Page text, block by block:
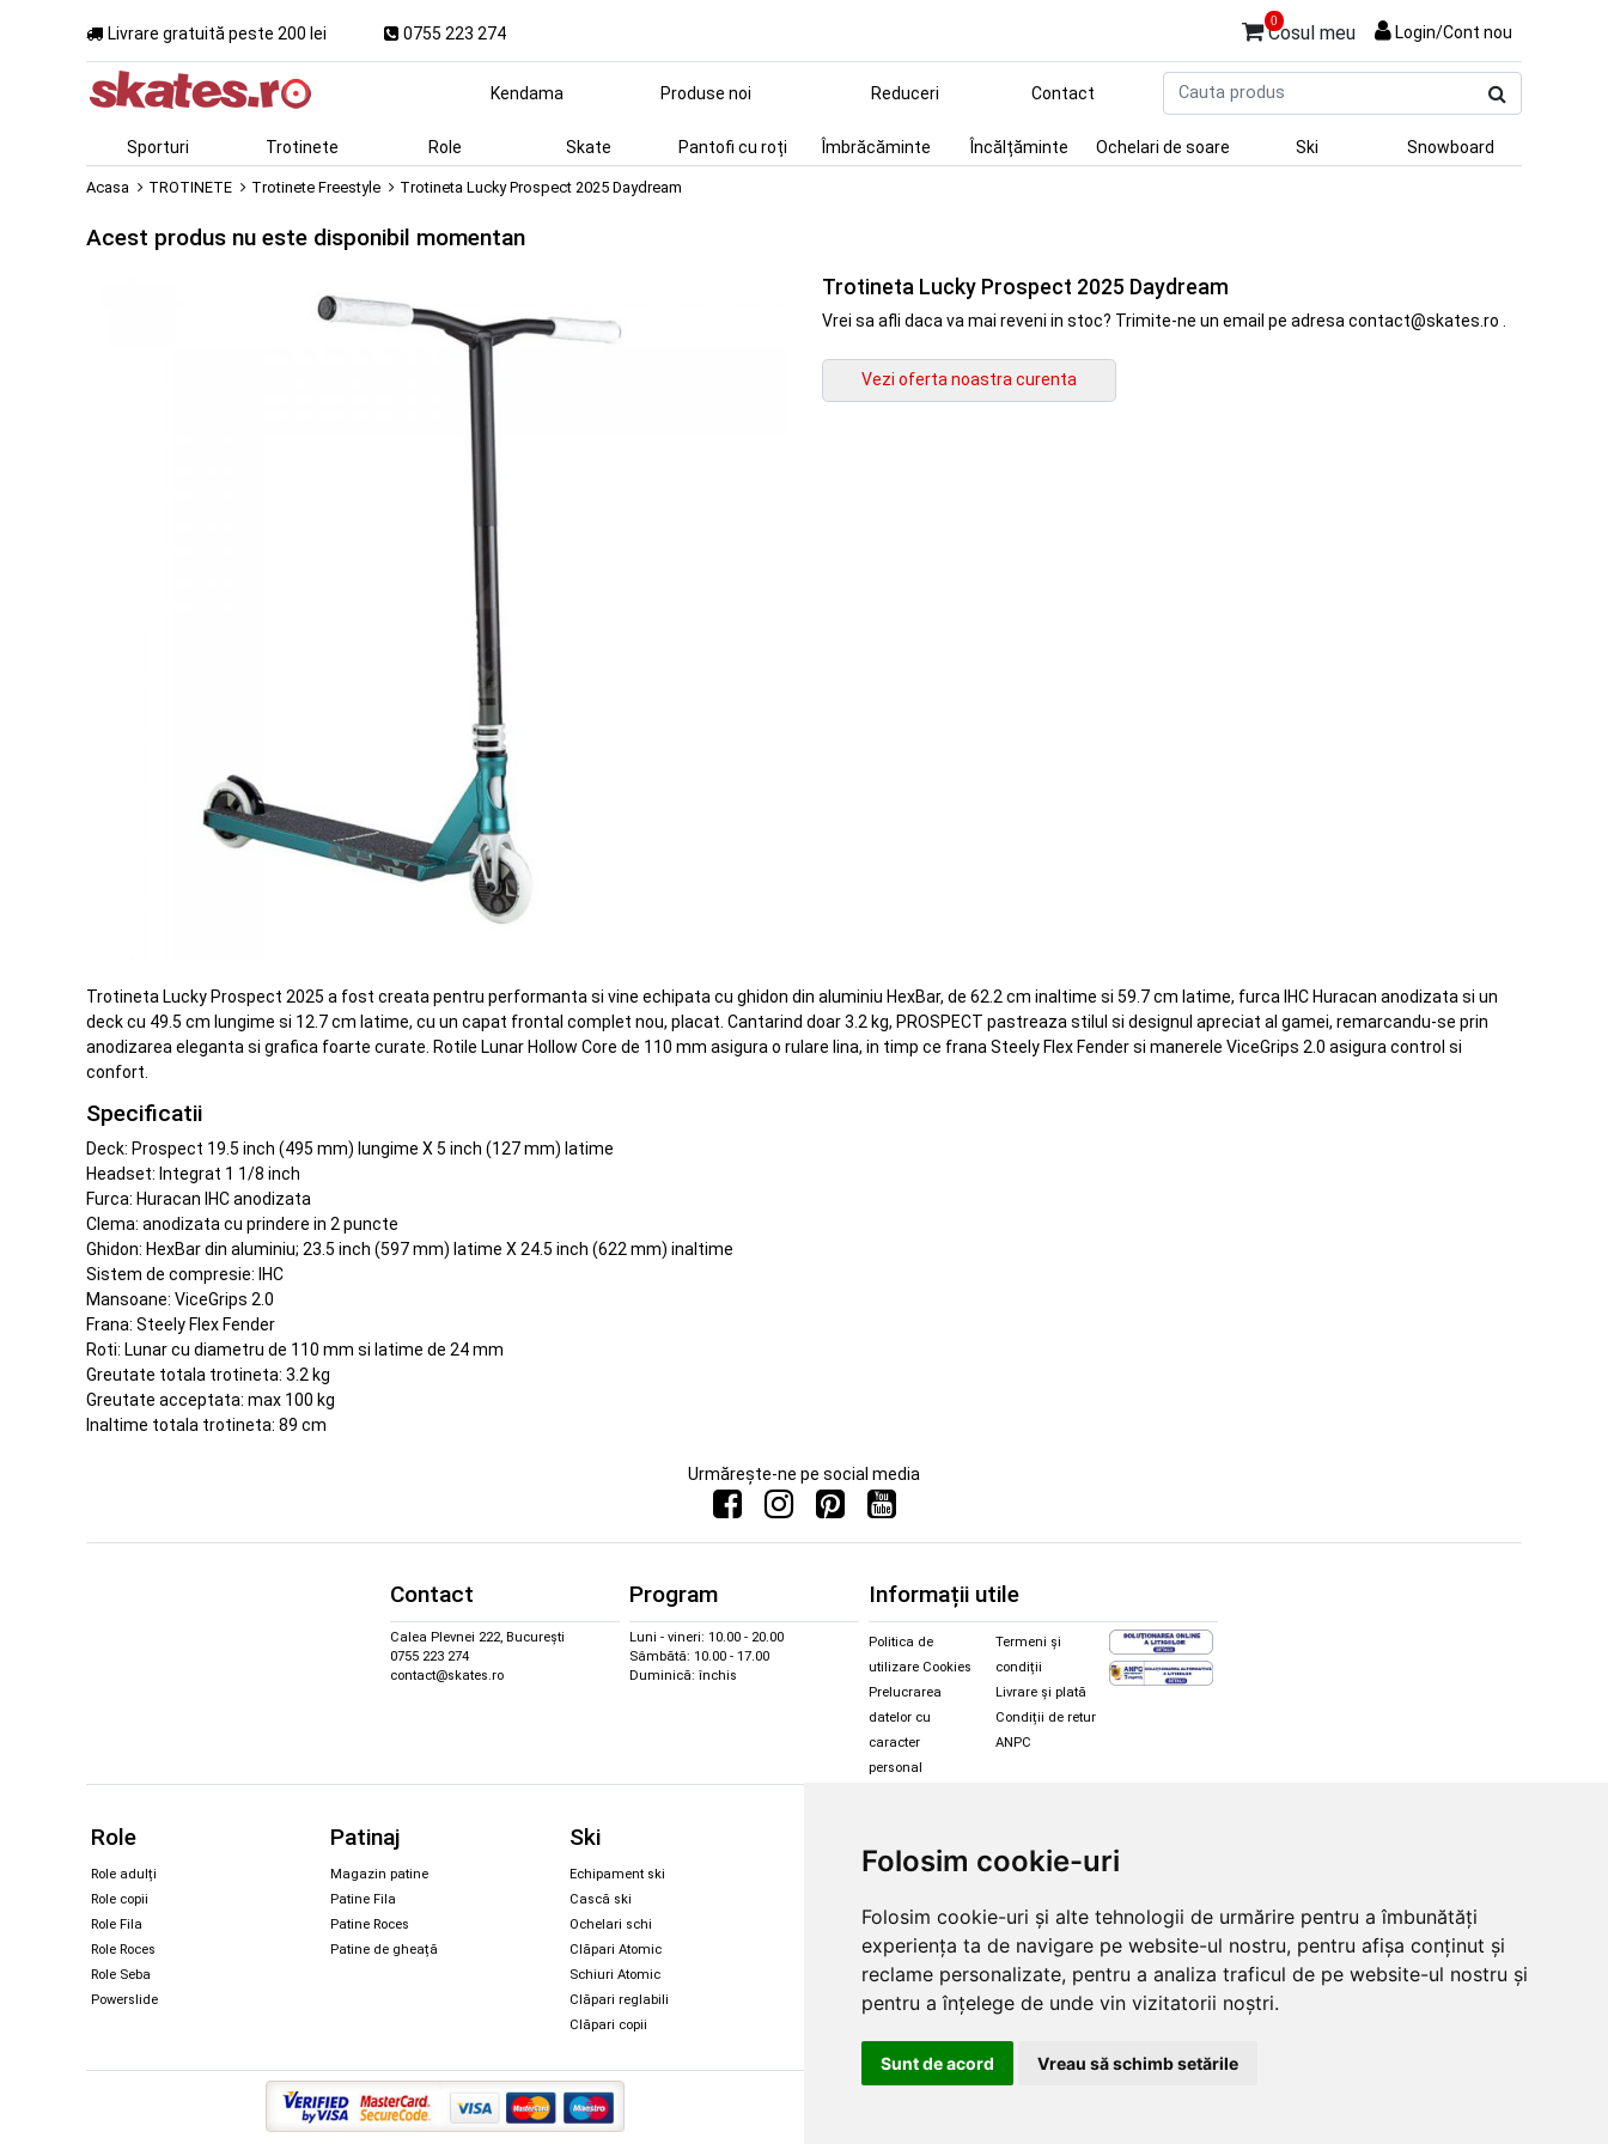
Folosim cookie-uri
Folosim cookie-uri și alte tehnologii de urmărire pentru a îmbunătăți
experiența ta de navigare pe website-ul nostru, pentru afișa conținut și
reclame personalizate, pentru a analiza traficul de pe website-ul nostru și
pentru a înțelege de unde vin vizitatorii noștri.
Sunt de acord Vreau să schimb setările
Livrare gratuită peste 200 lei 0755 223 274
0
Cosul meu Login/Cont nou
produs
Kendama Produse noi Reduceri Contact
Sporturi Trotinete Role Skate Pantofi cu roți Îmbrăcăminte Încălțăminte Ochelari de soare Ski Snowboard
Acasa TROTINETE Trotinete Freestyle Trotineta Lucky Prospect 2025 Daydream
Acest produs nu este disponibil momentan
Trotineta Lucky Prospect 2025 Daydream
Vrei sa afli daca va mai reveni in stoc? Trimite-ne un email pe adresa contact@skates.ro .
Trotineta Lucky Prospect 2025 a fost creata pentru performanta si vine echipata cu ghidon din aluminiu HexBar, de 62.2 cm inaltime si 59.7 cm latime, furca IHC Huracan anodizata si un
deck cu 49.5 cm lungime si 12.7 cm latime, cu un capat frontal complet nou, placat. Cantarind doar 3.2 kg, PROSPECT pastreaza stilul si designul apreciat al gamei, remarcandu-se prin
anodizarea eleganta si grafica foarte curate. Rotile Lunar Hollow Core de 110 mm asigura o rulare lina, in timp ce frana Steely Flex Fender si manerele ViceGrips 2.0 asigura control si
confort.
Specificatii
Deck: Prospect 19.5 inch (495 mm) lungime X 5 inch (127 mm) latime
Headset: Integrat 1 1/8 inch
Furca: Huracan IHC anodizata
Clema: anodizata cu prindere in 2 puncte
Ghidon: HexBar din aluminiu; 23.5 inch (597 mm) latime X 24.5 inch (622 mm) inaltime
Sistem de compresie: IHC
Mansoane: ViceGrips 2.0
Frana: Steely Flex Fender
Roti: Lunar cu diametru de 110 mm si latime de 24 mm
Greutate totala trotineta: 3.2 kg
Greutate acceptata: max 100 kg
Inaltime totala trotineta: 89 cm
Urmărește-ne pe social media
Contact
Calea Plevnei 222, București
0755 223 274
contact@skates.ro
Program
Luni - vineri: 10.00 - 20.00
Sâmbătă: 10.00 - 17.00
Duminică: închis
Informații utile
Politica de
utilizare Cookies
Prelucrarea
datelor cu
caracter
personal
Termeni și
condiții
Livrare și plată
Condiții de retur
ANPC
Role
Role adulți
Role copii
Role Fila
Role Roces
Role Seba
Powerslide
Patinaj
Magazin patine
Patine Fila
Patine Roces
Patine de gheață
Ski
Echipament ski
Cască ski
Ochelari schi
Clăpari Atomic
Schiuri Atomic
Clăpari reglabili
Clăpari copii
Magazin snowboard
Legături Rome SDS
Skate & longboard
Santa Cruz
Îmbrăcăminte schi și snowboard
Căști și ochelari Alpina
Ochelari Oakley
Ochelari Alpina
Ochelari de soare Oakley
Ochelari de soare Alpina
Intretinere manusi